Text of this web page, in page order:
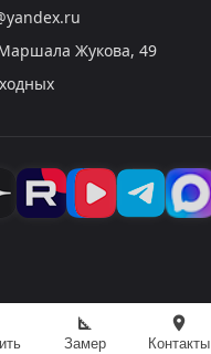
Жукова, 49
square_foot
Замер
location_on
Контакты